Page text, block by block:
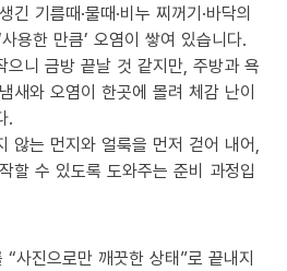
기름때·물때·비누 찌꺼기·바닥의
용한 만큼’ 오염이 쌓여 있습니다.
으니 금방 끝날 것 같지만, 주방과 욕
새와 오염이 한곳에 몰려 체감 난이
.
않는 먼지와 얼룩을 먼저 걷어 내어,
할 수 있도록 도와주는 준비 과정입
사진으로만 깨끗한 상태”로 끝내지